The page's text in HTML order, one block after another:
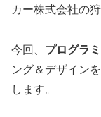
カー株式会社の狩
今回、 プログラ
ング＆デザイン
します。